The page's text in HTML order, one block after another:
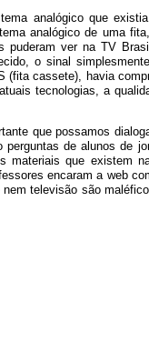
analógico que
analógico de uma
ver na TV
o sinal
cassete), havia
tecnologias, a
que possamos
de alunos de
que existem
encaram a web
televisão são